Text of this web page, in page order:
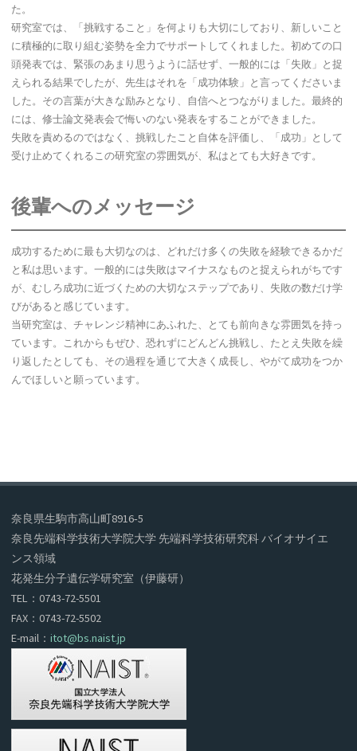
た。
研究室では、「挑戦すること」を何よりも大切にしており、新しいこと
に積極的に取り組む姿勢を全力でサポートしてくれました。初めての口
頭発表では、緊張のあまり思うように話せず、一般的には「失敗」と捉
えられる結果でしたが、先生はそれを「成功体験」と言ってくださいま
した。その言葉が大きな励みとなり、自信へとつながりました。最終的
には、修士論文発表会で悔いのない発表をすることができました。
失敗を責めるのではなく、挑戦したこと自体を評価し、「成功」として
受け止めてくれるこの研究室の雰囲気が、私はとても大好きです。
後輩へのメッセージ
成功するために最も大切なのは、どれだけ多くの失敗を経験できるかだ
と私は思います。一般的には失敗はマイナスなものと捉えられがちです
が、むしろ成功に近づくための大切なステップであり、失敗の数だけ学
びがあると感じています。
当研究室は、チャレンジ精神にあふれた、とても前向きな雰囲気を持っ
ています。これからもぜひ、恐れずにどんどん挑戦し、たとえ失敗を繰
り返したとしても、その過程を通じて大きく成長し、やがて成功をつか
んでほしいと願っています。
奈良県生駒市高山町8916‐5
奈良先端科学技術大学院大学 先端科学技術研究科 バイオサイエ
ンス領域
花発生分子遺伝学研究室（伊藤研）
TEL：0743-72-5501
FAX：0743-72-5502
E-mail：itot@bs.naist.jp